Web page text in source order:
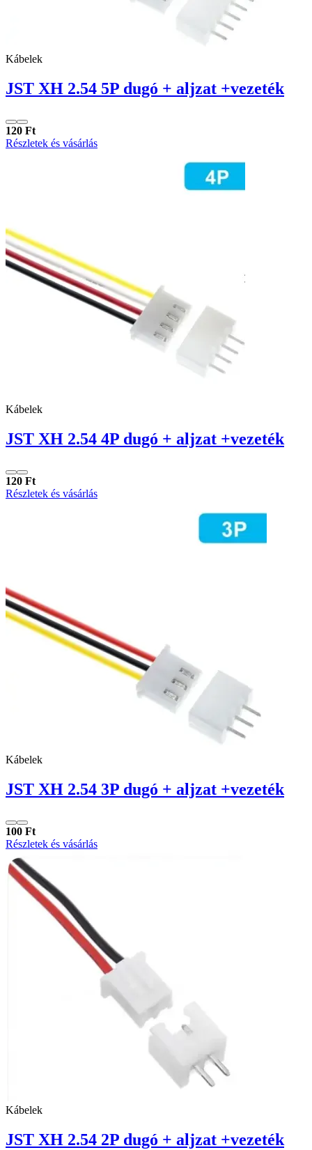
Kábelek
JST XH 2.54 5P dugó + aljzat +vezeték
120 Ft
Részletek és vásárlás
Kábelek
JST XH 2.54 4P dugó + aljzat +vezeték
120 Ft
Részletek és vásárlás
Kábelek
JST XH 2.54 3P dugó + aljzat +vezeték
100 Ft
Részletek és vásárlás
Kábelek
JST XH 2.54 2P dugó + aljzat +vezeték